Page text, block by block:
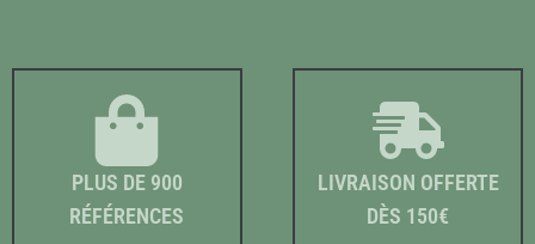
PLUS DE 900
RÉFÉRENCES
LIVRAISON OFFERTE
DÈS 150€